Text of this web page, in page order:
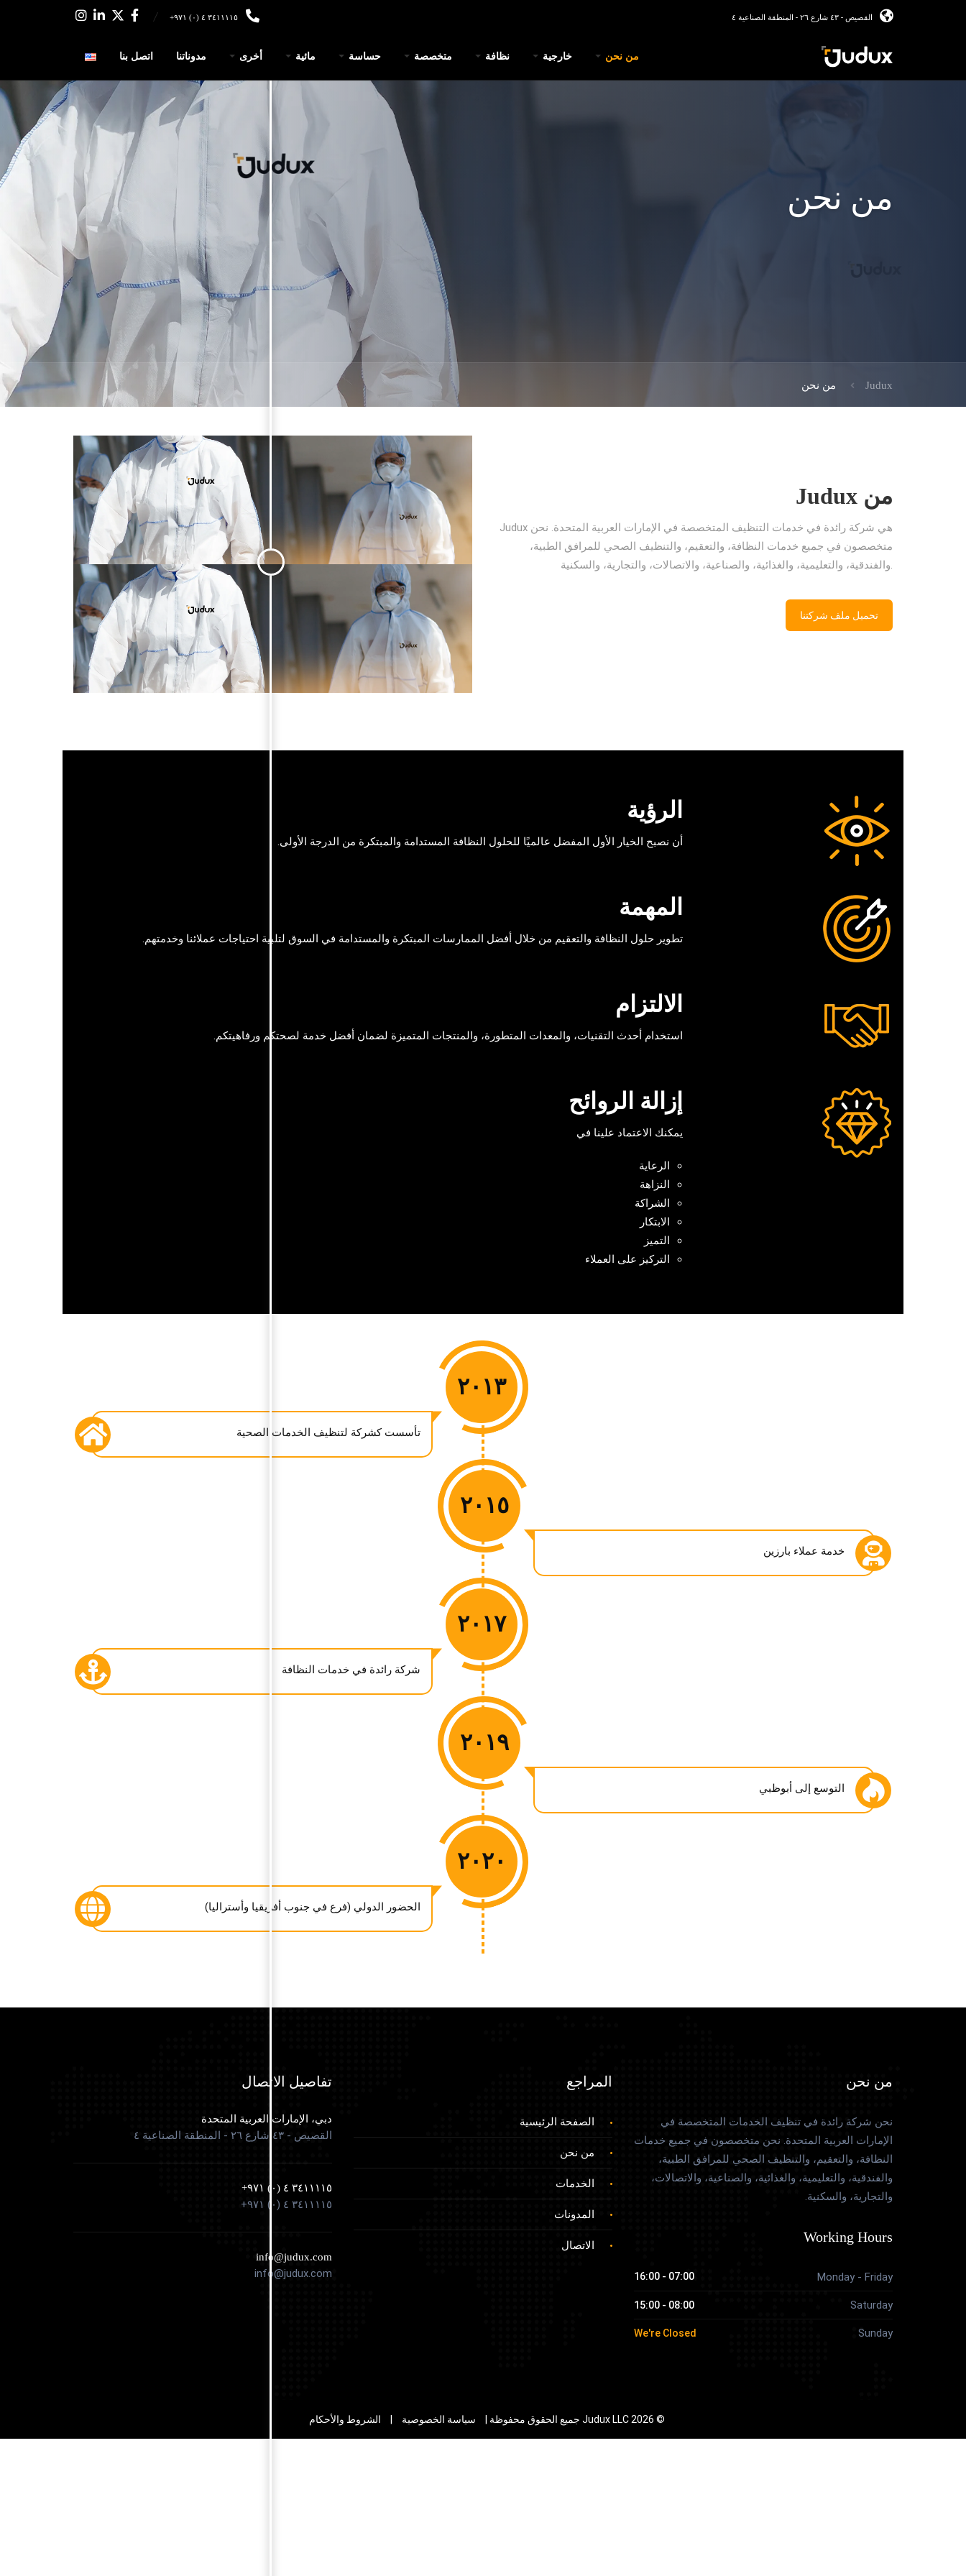
القصيص - ٤٣ شارع ٢٦ - المنطقة الصناعية ٤ ٣٤١١١١٥ ٤ (٠) ٩٧١+
من نحن خارجية نظافة متخصصة حساسة مائية أخرى مدوناتنا اتصل بنا
من نحن
Judux من نحن
من Judux
Judux هي شركة رائدة في خدمات التنظيف المتخصصة في الإمارات العربية المتحدة. نحن
متخصصون في جميع خدمات النظافة، والتعقيم، والتنظيف الصحي للمرافق الطبية،
والفندقية، والتعليمية، والغذائية، والصناعية، والاتصالات، والتجارية، والسكنية.
تحميل ملف شركتنا
الرؤية
أن نصبح الخيار الأول المفضل عالميًا للحلول النظافة المستدامة والمبتكرة من الدرجة الأولى.
المهمة
تطوير حلول النظافة والتعقيم من خلال أفضل الممارسات المبتكرة والمستدامة في السوق لتلبية احتياجات عملائنا وخدمتهم.
الالتزام
استخدام أحدث التقنيات، والمعدات المتطورة، والمنتجات المتميزة لضمان أفضل خدمة لصحتكم ورفاهيتكم.
إزالة الروائح
يمكنك الاعتماد علينا في
الرعاية
النزاهة
الشراكة
الابتكار
التميز
التركيز على العملاء
٢٠١٣
تأسست كشركة لتنظيف الخدمات الصحية
٢٠١٥
خدمة عملاء بارزين
٢٠١٧
شركة رائدة في خدمات النظافة
٢٠١٩
التوسع إلى أبوظبي
٢٠٢٠
الحضور الدولي (فرع في جنوب أفريقيا وأستراليا)
من نحن
نحن شركة رائدة في تنظيف الخدمات المتخصصة في
الإمارات العربية المتحدة. نحن متخصصون في جميع خدمات
النظافة، والتعقيم، والتنظيف الصحي للمرافق الطبية،
والفندقية، والتعليمية، والغذائية، والصناعية، والاتصالات،
والتجارية، والسكنية.
Working Hours
Monday - Friday
07:00 - 16:00
Saturday
08:00 - 15:00
Sunday
We're Closed
المراجع
الصفحة الرئيسية
من نحن
الخدمات
المدونات
الاتصال
تفاصيل الاتصال
دبي، الإمارات العربية المتحدة
القصيص - ٤٣ شارع ٢٦ - المنطقة الصناعية ٤
٣٤١١١١٥ ٤ (٠) ٩٧١+
٣٤١١١١٥ ٤ (٠) ٩٧١+
info@judux.com
info@judux.com
© 2026 Judux LLC جميع الحقوق محفوظة | سياسة الخصوصية الشروط والأحكام